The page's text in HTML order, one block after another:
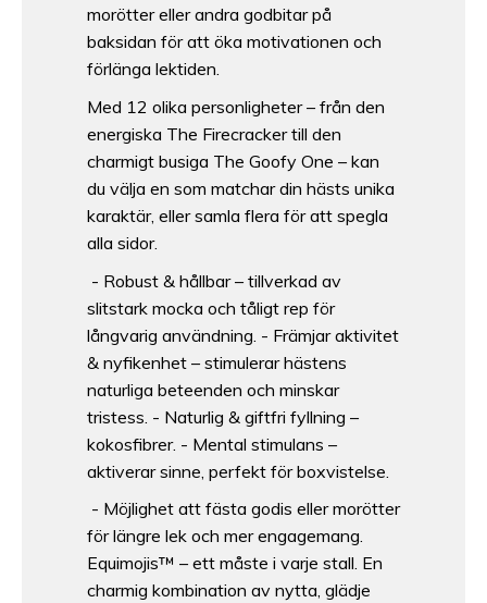
morötter eller andra godbitar på
baksidan för att öka motivationen och
förlänga lektiden.
Med 12 olika personligheter – från den
energiska The Firecracker till den
charmigt busiga The Goofy One – kan
du välja en som matchar din hästs unika
karaktär, eller samla flera för att spegla
alla sidor.
- Robust & hållbar – tillverkad av
slitstark mocka och tåligt rep för
långvarig användning. - Främjar aktivitet
& nyfikenhet – stimulerar hästens
naturliga beteenden och minskar
tristess. - Naturlig & giftfri fyllning –
kokosfibrer. - Mental stimulans –
aktiverar sinne, perfekt för boxvistelse.
- Möjlighet att fästa godis eller morötter
för längre lek och mer engagemang.
Equimojis™ – ett måste i varje stall. En
charmig kombination av nytta, glädje